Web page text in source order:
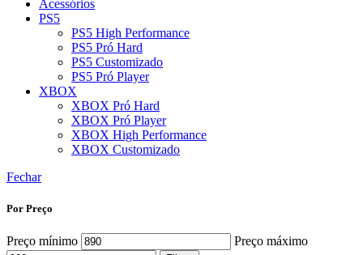
Acessórios
PS5
PS5 High Performance
PS5 Pró Hard
PS5 Customizado
PS5 Pró Player
XBOX
XBOX Pró Hard
XBOX Pró Player
XBOX High Performance
XBOX Customizado
Fechar
Por Preço
Preço mínimo Preço máximo